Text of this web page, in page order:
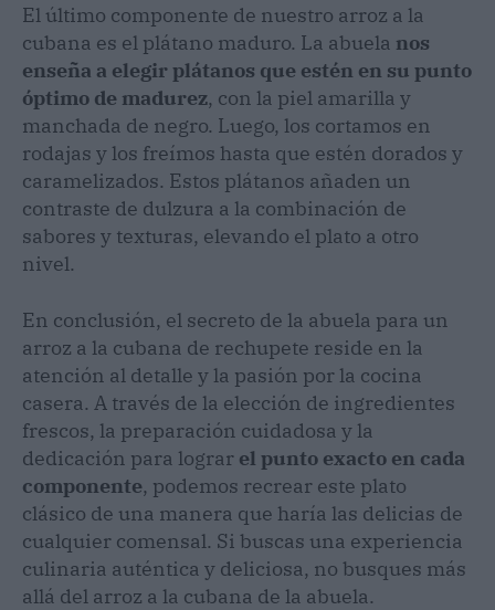
El último componente de nuestro arroz a la
cubana es el plátano maduro. La abuela nos
enseña a elegir plátanos que estén en su punto
óptimo de madurez, con la piel amarilla y
manchada de negro. Luego, los cortamos en
rodajas y los freímos hasta que estén dorados y
caramelizados. Estos plátanos añaden un
contraste de dulzura a la combinación de
sabores y texturas, elevando el plato a otro
nivel.
En conclusión, el secreto de la abuela para un
arroz a la cubana de rechupete reside en la
atención al detalle y la pasión por la cocina
casera. A través de la elección de ingredientes
frescos, la preparación cuidadosa y la
dedicación para lograr el punto exacto en cada
componente, podemos recrear este plato
clásico de una manera que haría las delicias de
cualquier comensal. Si buscas una experiencia
culinaria auténtica y deliciosa, no busques más
allá del arroz a la cubana de la abuela.